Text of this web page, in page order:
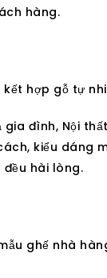
hàng.
hợp gỗ tự
đình, Nội
kiểu dáng
đều hài lòng.
ghế nhà